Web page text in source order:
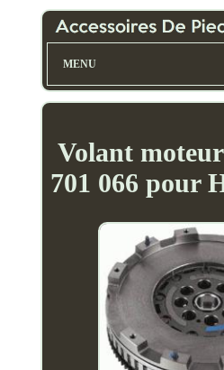
MENU
Volant
701 066 pour